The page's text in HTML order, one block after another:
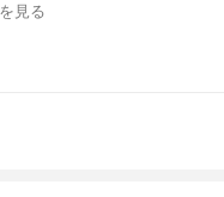
見る